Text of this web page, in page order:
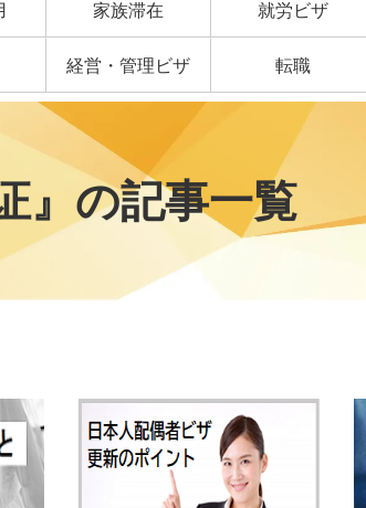
家族滞在 就労ビザ
経営・管理ビザ 転職
』の記事一覧